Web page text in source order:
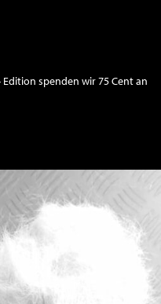
spenden wir 75 Cent an